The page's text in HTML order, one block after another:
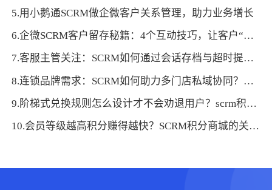
5.用小鹅通SCRM做企微客户关系管理，助力业务增长
6.企微SCRM客户留存秘籍：4个互动技巧，让客户“不删你”
7.客服主管关注：SCRM如何通过会话存档与超时提醒，提升客户服务质量？
8.连锁品牌需求：SCRM如何助力多门店私域协同？数据打通与运营同步方案
9.阶梯式兑换规则怎么设计才不会劝退用户？scrm积分商城有技巧
10.会员等级越高积分赚得越快？SCRM积分商城的关联策略太懂用户